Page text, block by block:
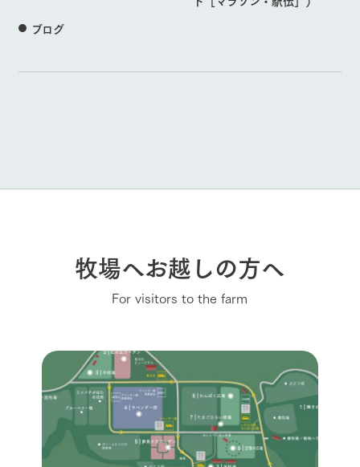
ブログ
牧場へお越しの方へ
For visitors to the farm